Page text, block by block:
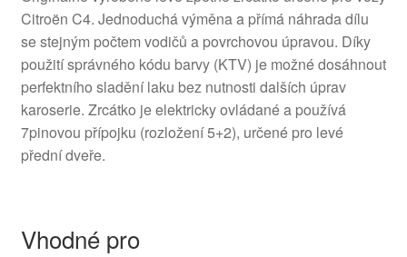
Citroën C4. Jednoduchá výměna a přímá náhrada dílu
se stejným počtem vodičů a povrchovou úpravou. Díky
použití správného kódu barvy (KTV) je možné dosáhnout
perfektního sladění laku bez nutnosti dalších úprav
karoserie. Zrcátko je elektricky ovládané a používá
7pinovou přípojku (rozložení 5+2), určené pro levé
přední dveře.
Vhodné pro